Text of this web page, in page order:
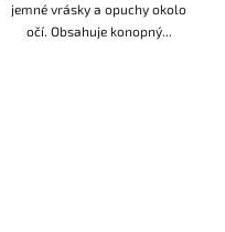
jemné vrásky a opuchy okolo
očí. Obsahuje konopný...